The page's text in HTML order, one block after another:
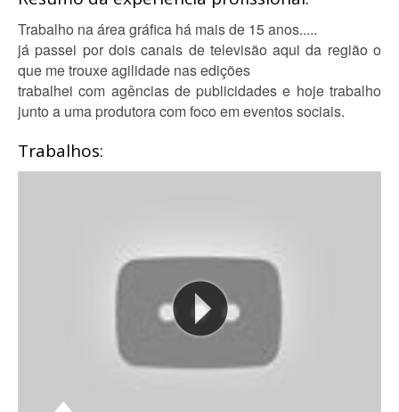
Trabalho na área gráfica há mais de 15 anos.....
já passei por dois canais de televisão aqui da região o
que me trouxe agilidade nas edições
trabalhei com agências de publicidades e hoje trabalho
junto a uma produtora com foco em eventos sociais.
Trabalhos: